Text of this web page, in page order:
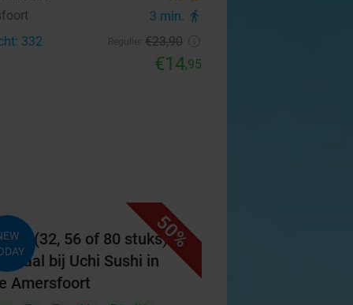
3 min. directions_walk
332 €23,90
€14,95
50%
(32, 56 of 80 stuks)
bij Uchi Sushi in
Amersfoort